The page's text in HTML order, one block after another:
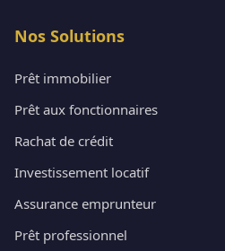
Nos Solutions
Prêt immobilier
Prêt aux fonctionnaires
Rachat de crédit
Investissement locatif
Assurance emprunteur
Prêt professionnel